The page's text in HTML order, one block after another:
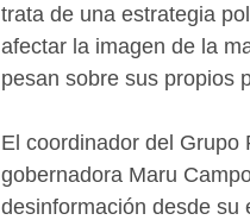
trata de una estrategia
afectar la imagen de la
pesan sobre sus propios
El coordinador del Grupo
gobernadora Maru
desinformación desde su